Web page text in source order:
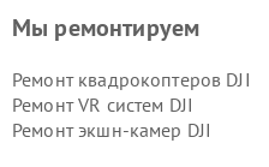
Мы ремонтируем
Ремонт квадрокоптеров DJI
Ремонт VR систем DJI
Ремонт экшн-камер DJI